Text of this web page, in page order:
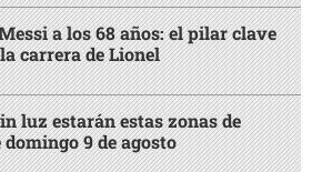
a los 68 años: el pilar clave
carrera de Lionel
luz estarán estas zonas de
9 de agosto